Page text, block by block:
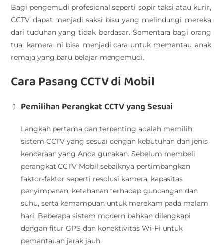
Bagi pengemudi profesional seperti sopir taksi atau kurir,
CCTV dapat menjadi saksi bisu yang melindungi mereka
dari tuduhan yang tidak berdasar. Sementara bagi orang
tua, kamera ini bisa menjadi cara untuk memantau anak
remaja yang baru belajar mengemudi.
Cara Pasang CCTV di Mobil
Pemilihan Perangkat CCTV yang Sesuai
Langkah pertama dan terpenting adalah memilih
sistem CCTV yang sesuai dengan kebutuhan dan jenis
kendaraan yang Anda gunakan. Sebelum membeli
perangkat CCTV Mobil sebaiknya pertimbangkan
faktor-faktor seperti resolusi kamera, kapasitas
penyimpanan, ketahanan terhadap guncangan dan
suhu, serta kemampuan untuk merekam pada malam
hari. Beberapa sistem modern bahkan dilengkapi
dengan fitur GPS dan konektivitas Wi-Fi untuk
pemantauan jarak jauh.